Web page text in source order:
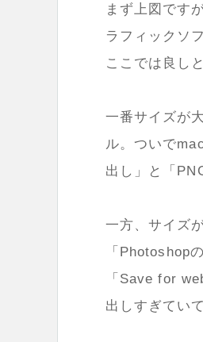
まず上図です
ラフィックソ
ここでは良し
一番サイズが
ル。ついで
出し」と「
一方、サイズ
「Photoshop
「Save for
出しすぎてい